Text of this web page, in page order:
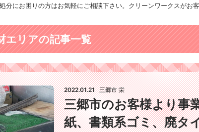
分にお困りの方はお気軽にご相談下さい。クリーンワークスがお
エリアの記事一覧
2022.01.21 三郷市 栄
三郷市のお客様より事
紙、書類系ゴミ、廃タ